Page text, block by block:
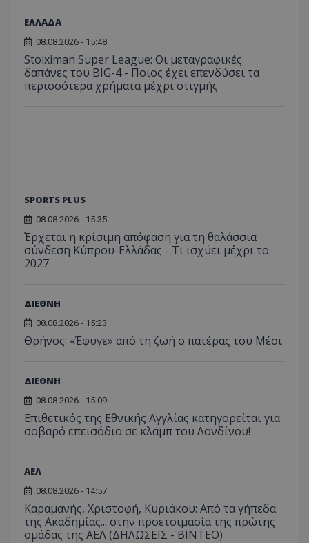
ΕΛΛΑΔΑ
08.08.2026 - 15:48
Stoiximan Super League: Οι μεταγραφικές
δαπάνες του BIG-4 - Ποιος έχει επενδύσει τα
περισσότερα χρήματα μέχρι στιγμής
SPORTS PLUS
08.08.2026 - 15:35
Έρχεται η κρίσιμη απόφαση για τη θαλάσσια
σύνδεση Κύπρου-Ελλάδας - Τι ισχύει μέχρι το
2027
ΔΙΕΘΝΗ
08.08.2026 - 15:23
Θρήνος: «Έφυγε» από τη ζωή ο πατέρας του Μέσι
ΔΙΕΘΝΗ
08.08.2026 - 15:09
Επιθετικός της Εθνικής Αγγλίας κατηγορείται για
σοβαρό επεισόδιο σε κλαμπ του Λονδίνου!
ΑΕΛ
08.08.2026 - 14:57
Καραμανής, Χριστοφή, Κυριάκου: Από τα γήπεδα
της Ακαδημίας... στην προετοιμασία της πρώτης
ομάδας της ΑΕΛ (ΔΗΛΩΣΕΙΣ - ΒΙΝΤΕΟ)